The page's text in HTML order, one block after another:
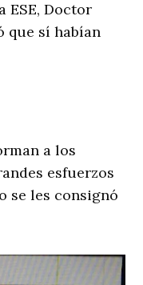
ESE, Doctor
que sí habían
a los
esfuerzos
se les consignó